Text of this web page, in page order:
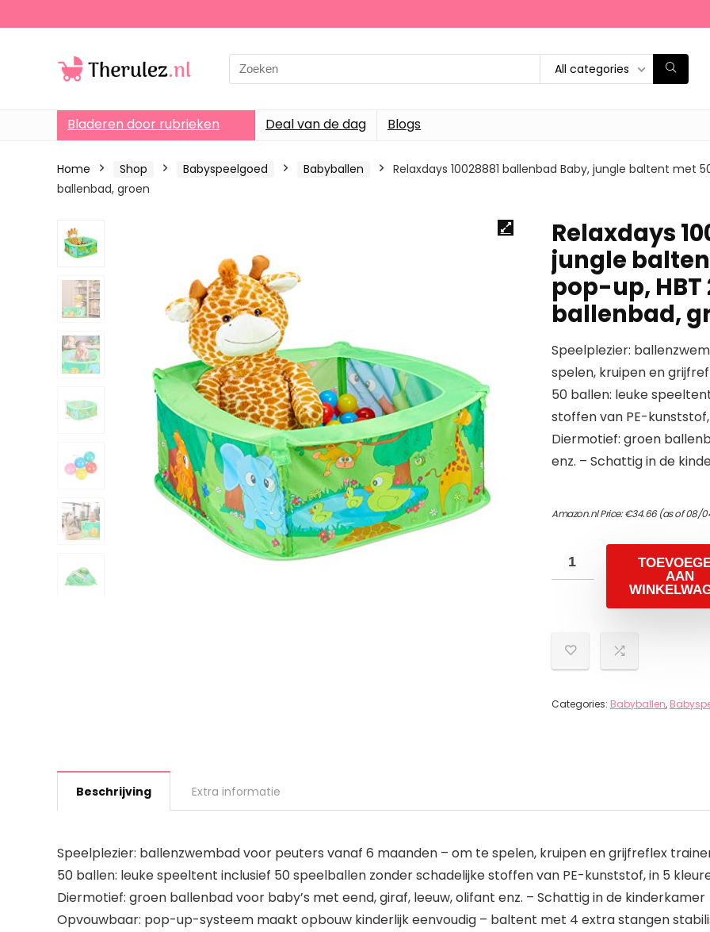
Search
for:
All categories
Bladeren door rubrieken Deal van de dag Blogs
Home Shop Babyspeelgoed Babyballen
Relaxdays 10028881 ballenbad Baby, jungle baltent met
ballenbad, groen
Relaxdays
jungle
pop-up, HBT
ballenbad,
Speelplezier:
spelen, kruipen en
50 ballen: leuke
stoffen van PE-
Diermotief: groen
enz. – Schattig in de
Amazon.nl Price:€34.66(as of 08/
AAN
Categories: Babyballen,
Beschrijving Extra informatie
Speelplezier: ballenzwembad voor peuters vanaf 6 maanden – om te spelen, kruipen en grijfreflex
50 ballen: leuke speeltent inclusief 50 speelballen zonder schadelijke stoffen van PE-kunststof, in 5
Diermotief: groen ballenbad voor baby’s met eend, giraf, leeuw, olifant enz. – Schattig in de kinderkamer
Opvouwbaar: pop-up-systeem maakt opbouw kinderlijk eenvoudig – baltent met 4 extra stangen